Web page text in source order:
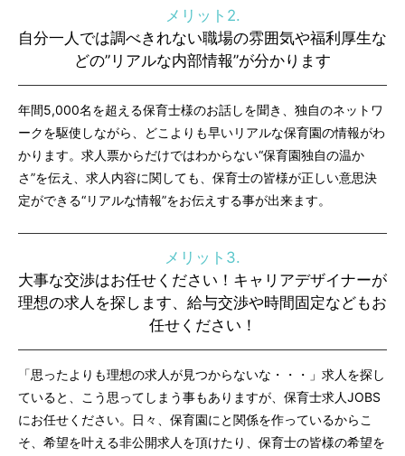
メリット2.
自分一人では調べきれない職場の雰囲気や福利厚生な
どの”リアルな内部情報”が分かります
年間5,000名を超える保育士様のお話しを聞き、独自のネットワ
ークを駆使しながら、どこよりも早いリアルな保育園の情報がわ
かります。求人票からだけではわからない“保育園独自の温か
さ”を伝え、求人内容に関しても、保育士の皆様が正しい意思決
定ができる“リアルな情報”をお伝えする事が出来ます。
メリット3.
大事な交渉はお任せください！キャリアデザイナーが
理想の求人を探します、給与交渉や時間固定などもお
任せください！
「思ったよりも理想の求人が見つからないな・・・」求人を探し
ていると、こう思ってしまう事もありますが、保育士求人JOBS
にお任せください。日々、保育園にと関係を作っているからこ
そ、希望を叶える非公開求人を頂けたり、保育士の皆様の希望を